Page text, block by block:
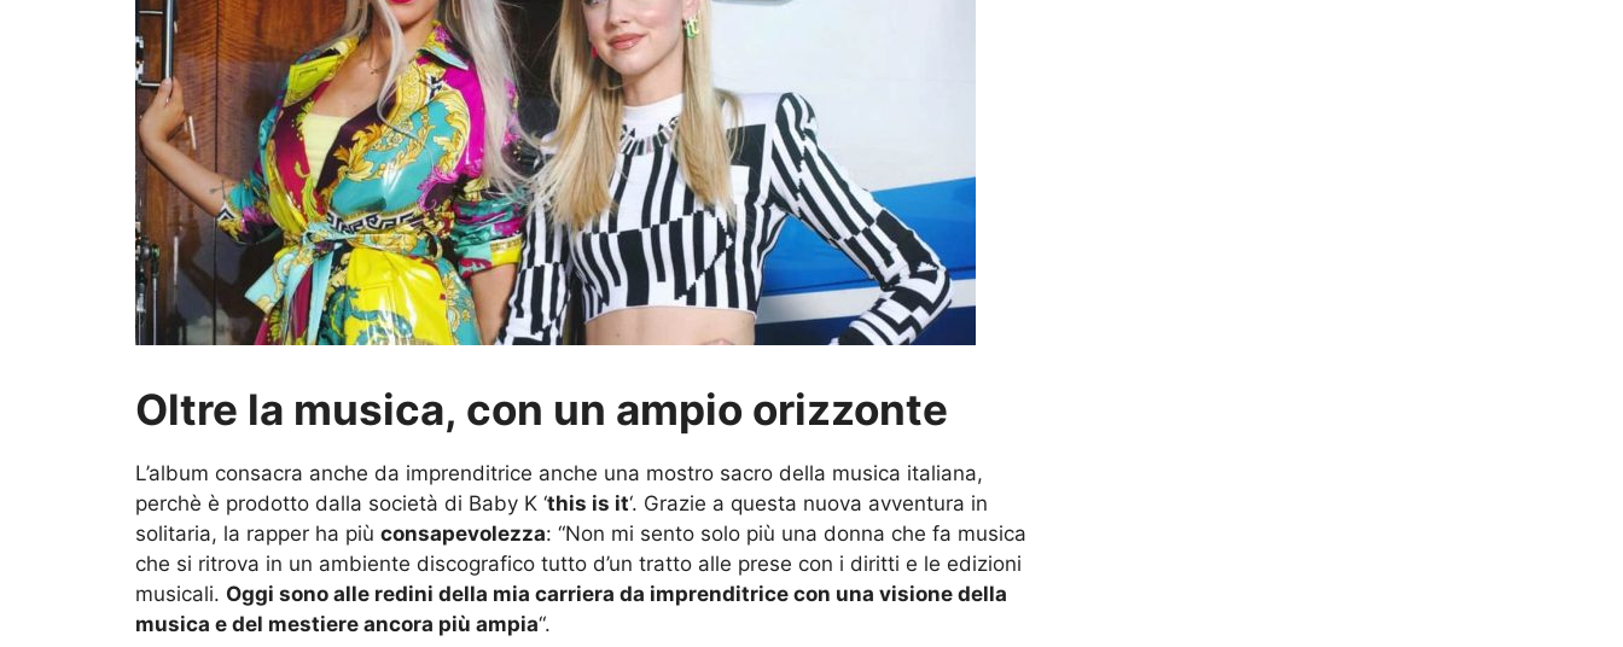
Oltre la musica, con un ampio orizzonte
L’album consacra anche da imprenditrice anche una mostro sacro della musica italiana,
perchè è prodotto dalla società di Baby K ‘this is it‘. Grazie a questa nuova avventura in
solitaria, la rapper ha più consapevolezza: “Non mi sento solo più una donna che fa musica
che si ritrova in un ambiente discografico tutto d’un tratto alle prese con i diritti e le edizioni
musicali. Oggi sono alle redini della mia carriera da imprenditrice con una visione della
musica e del mestiere ancora più ampia“.